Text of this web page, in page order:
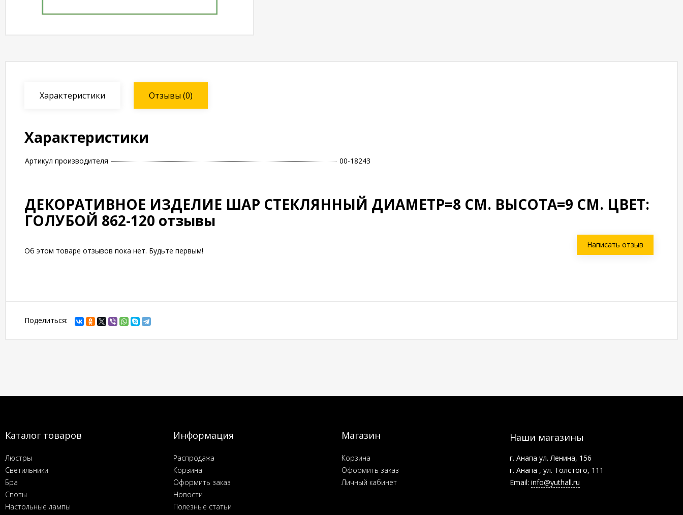
Характеристики Отзывы (0)
Характеристики
Артикул производителя 00-18243
ДЕКОРАТИВНОЕ ИЗДЕЛИЕ ШАР СТЕКЛЯННЫЙ ДИАМЕТР=8 СМ. ВЫСОТА=9 СМ. ЦВЕТ:
ГОЛУБОЙ 862-120 отзывы
Написать отзыв
Об этом товаре отзывов пока нет. Будьте первым!
Поделиться:
Каталог товаров
Люстры
Светильники
Бра
Споты
Настольные лампы
Информация
Распродажа
Корзина
Оформить заказ
Новости
Полезные статьи
Магазин
Корзина
Оформить заказ
Личный кабинет
Наши магазины
г. Анапа ул. Ленина, 156
г. Анапа , ул. Толстого, 111
Email: info@yuthall.ru